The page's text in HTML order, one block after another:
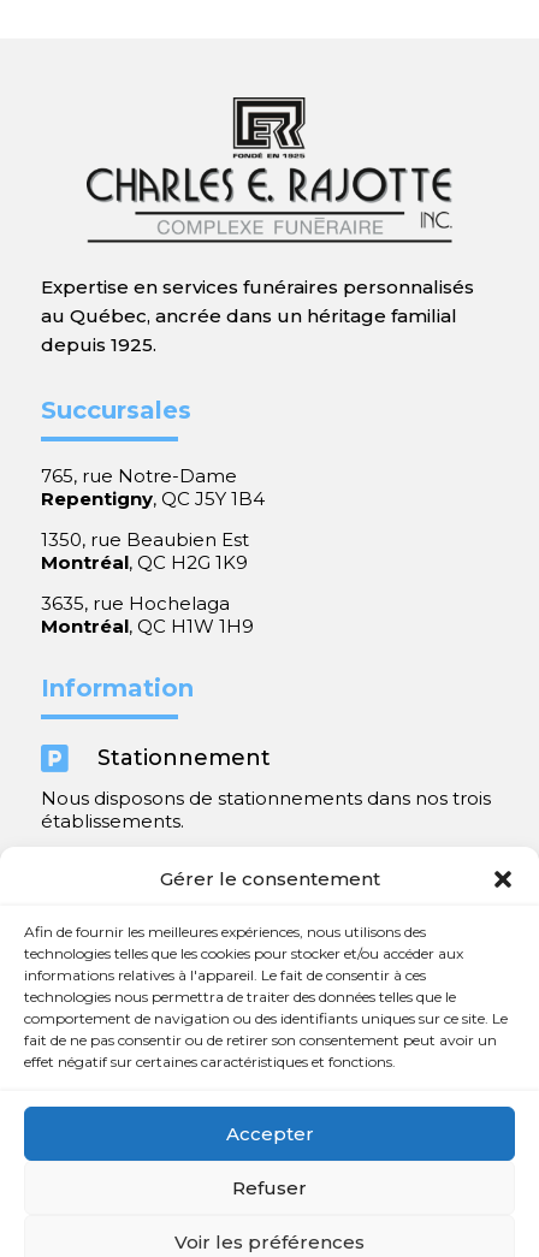
Gérer le consentement
Afin de fournir les meilleures expériences, nous utilisons des
technologies telles que les cookies pour stocker et/ou accéder aux
informations relatives à l'appareil. Le fait de consentir à ces
technologies nous permettra de traiter des données telles que le
comportement de navigation ou des identifiants uniques sur ce site. Le
fait de ne pas consentir ou de retirer son consentement peut avoir un
effet négatif sur certaines caractéristiques et fonctions.
Accepter
Refuser
Voir les préférences
Expertise en services funéraires personnalisés
au Québec, ancrée dans un héritage familial
depuis 1925.
Succursales
765, rue Notre-Dame
Repentigny, QC J5Y 1B4
1350, rue Beaubien Est
Montréal, QC H2G 1K9
3635, rue Hochelaga
Montréal, QC H1W 1H9
Information
 Stationnement
Nous disposons de stationnements dans nos trois
établissements.
Contact
 450 654-3342
 info@charlesrajotte.com
765, rue Notre-Dame